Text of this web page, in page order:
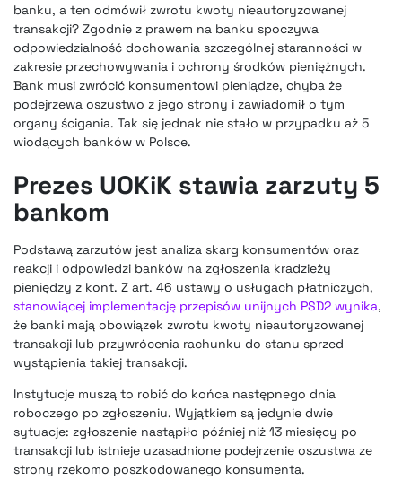
banku, a ten odmówił zwrotu kwoty nieautoryzowanej
transakcji? Zgodnie z prawem na banku spoczywa
odpowiedzialność dochowania szczególnej staranności w
zakresie przechowywania i ochrony środków pieniężnych.
Bank musi zwrócić konsumentowi pieniądze, chyba że
podejrzewa oszustwo z jego strony i zawiadomił o tym
organy ścigania. Tak się jednak nie stało w przypadku aż 5
wiodących banków w Polsce.
Prezes UOKiK stawia zarzuty 5
bankom
Podstawą zarzutów jest analiza skarg konsumentów oraz
reakcji i odpowiedzi banków na zgłoszenia kradzieży
pieniędzy z kont. Z art. 46 ustawy o usługach płatniczych,
stanowiącej implementację przepisów unijnych PSD2 wynika,
że banki mają obowiązek zwrotu kwoty nieautoryzowanej
transakcji lub przywrócenia rachunku do stanu sprzed
wystąpienia takiej transakcji.
Instytucje muszą to robić do końca następnego dnia
roboczego po zgłoszeniu. Wyjątkiem są jedynie dwie
sytuacje: zgłoszenie nastąpiło później niż 13 miesięcy po
transakcji lub istnieje uzasadnione podejrzenie oszustwa ze
strony rzekomo poszkodowanego konsumenta.